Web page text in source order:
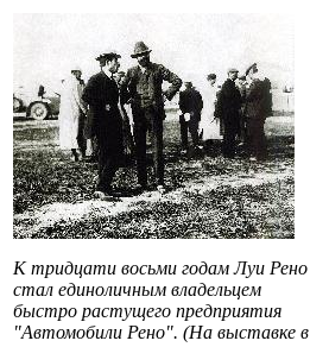
К тридцати восьми годам Луи Рено
стал единоличным владельцем
быстро растущего предприятия
"Автомобили Рено". (На выставке в